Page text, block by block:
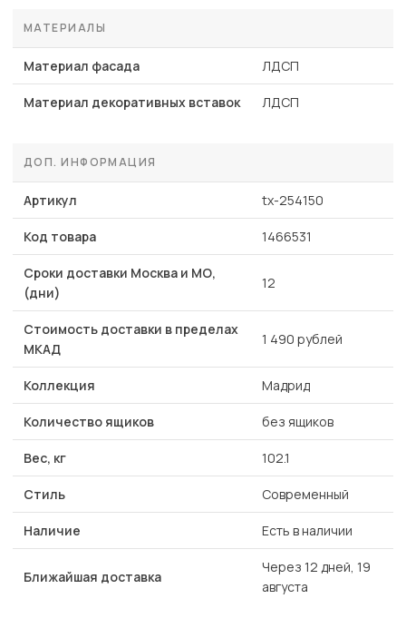
МАТЕРИАЛЫ
Материал фасада ЛДСП
Материал декоративных вставок ЛДСП
ДОП. ИНФОРМАЦИЯ
Артикул tx-254150
Код товара 1466531
Сроки доставки Москва и МО,
(дни)
12
Стоимость доставки в пределах
МКАД
1 490 рублей
Коллекция Мадрид
Количество ящиков без ящиков
Вес, кг 102.1
Стиль Современный
Наличие Есть в наличии
Ближайшая доставка
Через 12 дней, 19
августа